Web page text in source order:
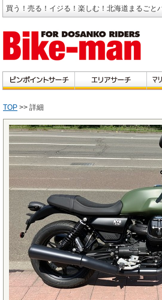
買う！売る！イジる！楽しむ！北海道まるごと
TOP >> 詳細